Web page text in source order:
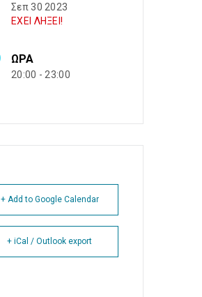
Σεπ 30 2023
ΕΧΕΙ ΛΗΞΕΙ!
ΏΡΑ
20:00 - 23:00
+ Add to Google Calendar
+ iCal / Outlook export